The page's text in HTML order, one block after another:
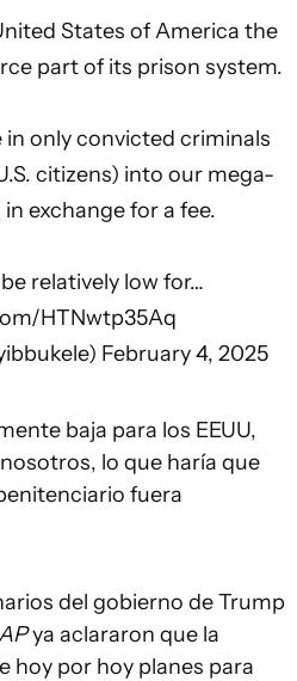
States of America the
part of its prison system.
in only convicted criminals
citizens) into our mega-
exchange for a fee.
relatively low for…
HTNwtp35Aq
February 4, 2025
baja para los EEUU,
lo que haría que
fuera
del gobierno de Trump
ya aclararon que la
hoy por hoy planes para